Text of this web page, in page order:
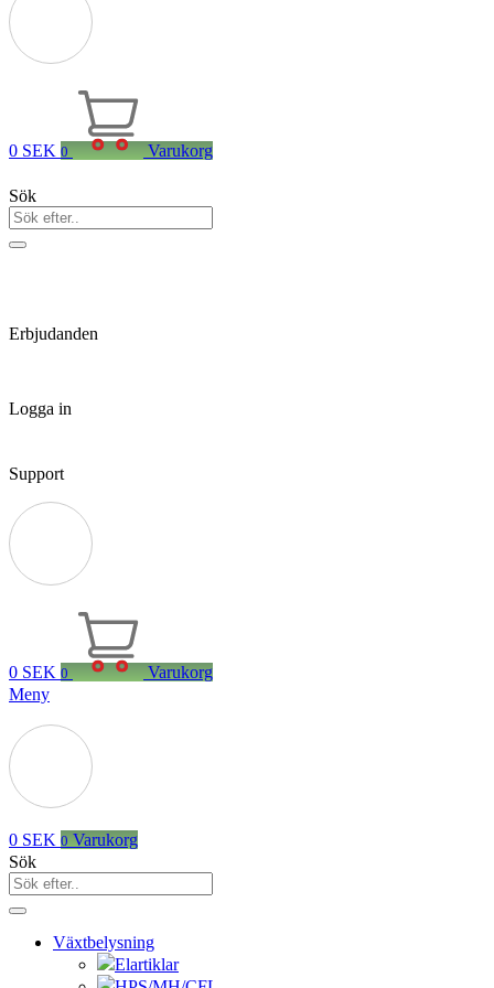
0 SEK 0 Varukorg
Sök
Erbjudanden
Logga in
Support
0 SEK 0
Varukorg
Meny
0 SEK 0 Varukorg
Sök
Växtbelysning
Elartiklar